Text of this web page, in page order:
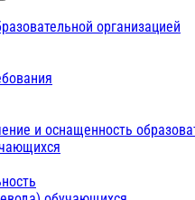
организацией
и оснащенность